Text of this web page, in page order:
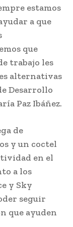
estamos
a que
que
trabajo les
alternativas
Desarrollo
Paz Ibáñez.
de
y un coctel
en el
a los
y Sky
seguir
que ayuden